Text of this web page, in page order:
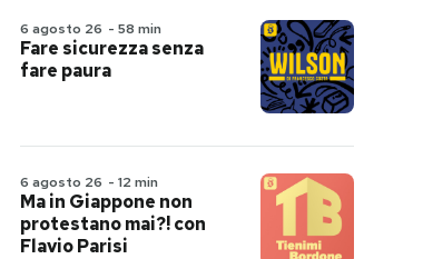
6 agosto 26 - 58 min
Fare sicurezza senza
fare paura
6 agosto 26 - 12 min
Ma in Giappone non
protestano mai?! con
Flavio Parisi